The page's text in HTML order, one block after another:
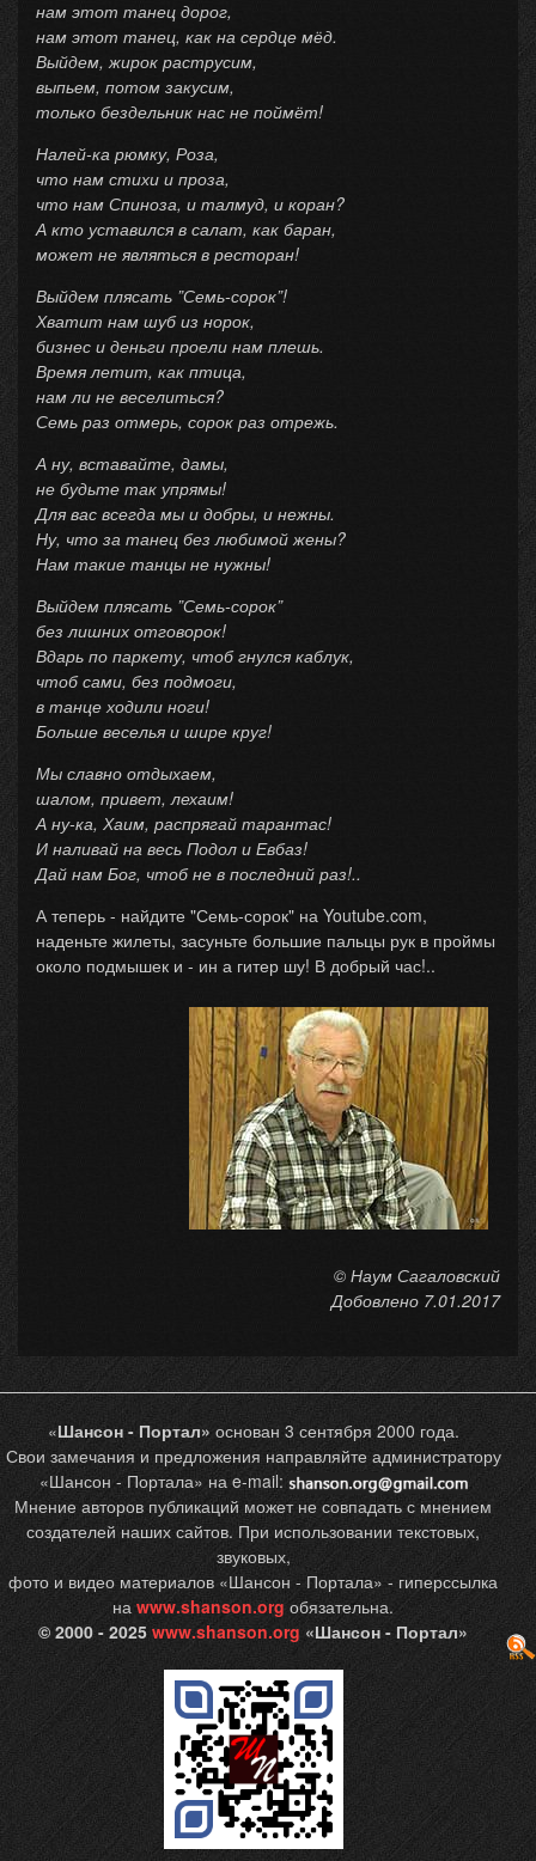
нам этот танец дорог,
нам этот танец, как на сердце мёд.
Выйдем, жирок раструсим,
выпьем, потом закусим,
только бездельник нас не поймёт!
Налей-ка рюмку, Роза,
что нам стихи и проза,
что нам Спиноза, и талмуд, и коран?
А кто уставился в салат, как баран,
может не являться в ресторан!
Выйдем плясать ”Семь-сорок”!
Хватит нам шуб из норок,
бизнес и деньги проели нам плешь.
Время летит, как птица,
нам ли не веселиться?
Семь раз отмерь, сорок раз отрежь.
А ну, вставайте, дамы,
не будьте так упрямы!
Для вас всегда мы и добры, и нежны.
Ну, что за танец без любимой жены?
Нам такие танцы не нужны!
Выйдем плясать ”Семь-сорок”
без лишних отговорок!
Вдарь по паркету, чтоб гнулся каблук,
чтоб сами, без подмоги,
в танце ходили ноги!
Больше веселья и шире круг!
Мы славно отдыхаем,
шалом, привет, лехаим!
А ну-ка, Хаим, распрягай тарантас!
И наливай на весь Подол и Евбаз!
Дай нам Бог, чтоб не в последний раз!..
А теперь - найдите "Семь-сорок" на Youtube.com,
наденьте жилеты, засуньте большие пальцы рук в проймы
около подмышек и - ин а гитер шу! В добрый час!..
© Наум Сагаловский
Добовлено 7.01.2017
«Шансон - Портал» основан 3 сентября 2000 года.
Свои замечания и предложения направляйте администратору
«Шансон - Портала» на e-mail:
Мнение авторов публикаций может не совпадать с мнением
создателей наших сайтов. При использовании текстовых,
звуковых,
фото и видео материалов «Шансон - Портала» - гиперссылка
на www.shanson.org обязательна.
© 2000 - 2025 www.shanson.org «Шансон - Портал»